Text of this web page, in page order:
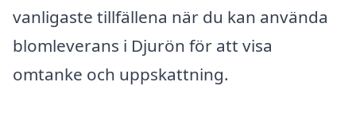
vanligaste tillfällena när du kan använda
blomleverans i Djurön för att visa
omtanke och uppskattning.